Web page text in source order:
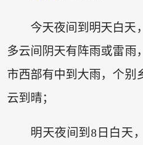
今天夜间到明天白天
多云间阴天有阵雨或雷雨
市西部有中到大雨，个别
云到晴；
明天夜间到8日白天